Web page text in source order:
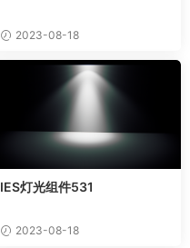
2023-08-18
IES灯光组件531
2023-08-18